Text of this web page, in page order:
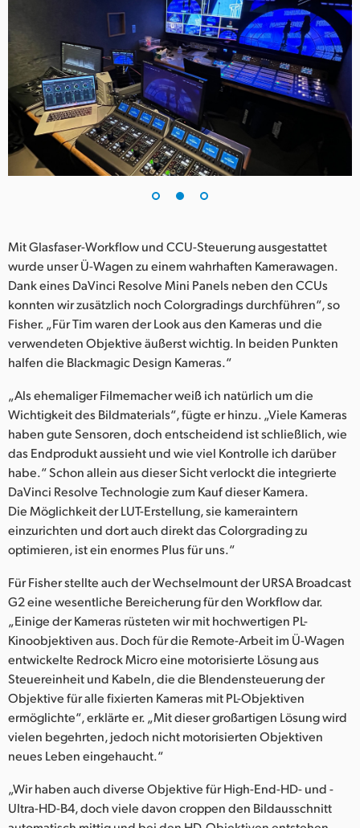
Mit Glasfaser-Workflow und CCU-Steuerung ausgestattet
wurde unser Ü-Wagen zu einem wahrhaften Kamerawagen.
Dank eines DaVinci Resolve Mini Panels neben den CCUs
konnten wir zusätzlich noch Colorgradings durchführen“, so
Fisher. „Für Tim waren der Look aus den Kameras und die
verwendeten Objektive äußerst wichtig. In beiden Punkten
halfen die Blackmagic Design Kameras.“
„Als ehemaliger Filmemacher weiß ich natürlich um die
Wichtigkeit des Bildmaterials“, fügte er hinzu. „Viele Kameras
haben gute Sensoren, doch entscheidend ist schließlich, wie
das Endprodukt aussieht und wie viel Kontrolle ich darüber
habe.“ Schon allein aus dieser Sicht verlockt die integrierte
DaVinci Resolve Technologie zum Kauf dieser Kamera.
Die Möglichkeit der LUT-Erstellung, sie kameraintern
einzurichten und dort auch direkt das Colorgrading zu
optimieren, ist ein enormes Plus für uns.“
Für Fisher stellte auch der Wechselmount der URSA Broadcast
G2 eine wesentliche Bereicherung für den Workflow dar.
„Einige der Kameras rüsteten wir mit hochwertigen PL-
Kinoobjektiven aus. Doch für die Remote-Arbeit im Ü-Wagen
entwickelte Redrock Micro eine motorisierte Lösung aus
Steuereinheit und Kabeln, die die Blendensteuerung der
Objektive für alle fixierten Kameras mit PL-Objektiven
ermöglichte“, erklärte er. „Mit dieser großartigen Lösung wird
vielen begehrten, jedoch nicht motorisierten Objektiven
neues Leben eingehaucht.“
„Wir haben auch diverse Objektive für High-End-HD- und -
Ultra-HD-B4, doch viele davon croppen den Bildausschnitt